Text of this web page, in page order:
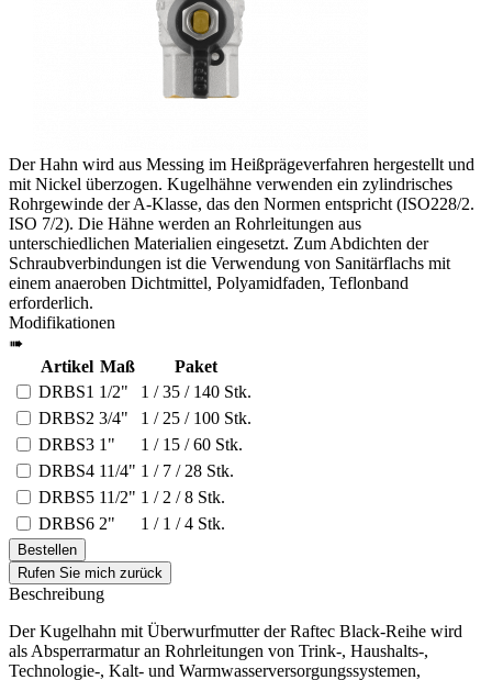
Der Hahn wird aus Messing im Heißprägeverfahren hergestellt und
mit Nickel überzogen. Kugelhähne verwenden ein zylindrisches
Rohrgewinde der A-Klasse, das den Normen entspricht (ISO228/2.
ISO 7/2). Die Hähne werden an Rohrleitungen aus
unterschiedlichen Materialien eingesetzt. Zum Abdichten der
Schraubverbindungen ist die Verwendung von Sanitärflachs mit
einem anaeroben Dichtmittel, Polyamidfaden, Teflonband
erforderlich.
Modifikationen
➠
Artikel Maß
Paket
DRBS1 1/2"
1 / 35 / 140 Stk.
DRBS2 3/4"
1 / 25 / 100 Stk.
DRBS3 1"
1 / 15 / 60 Stk.
DRBS4 11/4" 1 / 7 / 28 Stk.
DRBS5 11/2" 1 / 2 / 8 Stk.
DRBS6 2" 1 / 1 / 4 Stk.
Bestellen
Rufen Sie mich zurück
Beschreibung
Der Kugelhahn mit Überwurfmutter der Raftec Black-Reihe wird
als Absperrarmatur an Rohrleitungen von Trink-, Haushalts-,
Technologie-, Kalt- und Warmwasserversorgungssystemen,